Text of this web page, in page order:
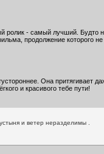
ролик - самый лучший. Будто
продолжение которого
Она притягивает
и красивого тебе пути!
и ветер неразделимы .